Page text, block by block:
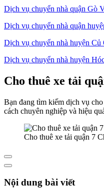
Dịch vụ chuyển nhà quận Gò
Dịch vụ chuyển nhà quận
Dịch vụ chuyển nhà huyện Củ
Dịch vụ chuyển nhà huyện
Cho thuê xe tải
Bạn đang tìm kiếm dịch vụ
cách chuyên nghiệp và hiệu
Cho thuê xe tải quận 7
Nội dung bài viết